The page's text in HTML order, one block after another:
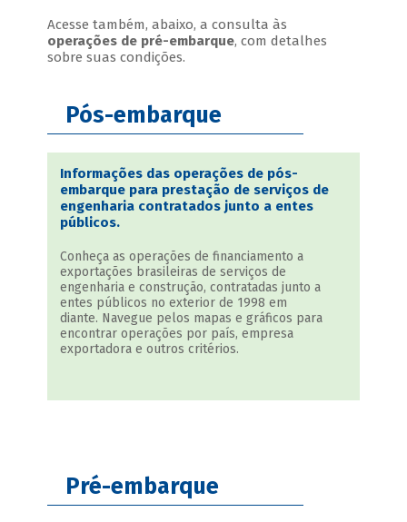
Acesse também, abaixo, a consulta às
operações de pré-embarque, com detalhes
sobre suas condições.
Pós-embarque
Informações das operações de pós-
embarque para prestação de serviços de
engenharia contratados junto a entes
públicos.
Conheça as operações de financiamento a
exportações brasileiras de serviços de
engenharia e construção, contratadas junto a
entes públicos no exterior de 1998 em
diante. Navegue pelos mapas e gráficos para
encontrar operações por país, empresa
exportadora e outros critérios.
Pré-embarque